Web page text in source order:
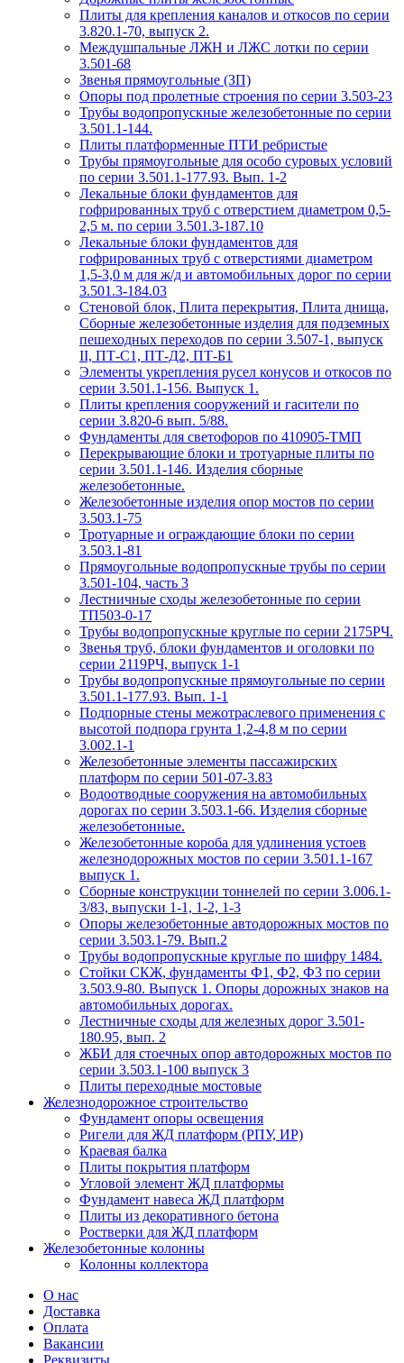
Плиты для крепления каналов и откосов по серии
3.820.1-70, выпуск 2.
Междушпальные ЛЖН и ЛЖС лотки по серии
3.501-68
Звенья прямоугольные (ЗП)
Опоры под пролетные строения по серии 3.503-23
Трубы водопропускные железобетонные по серии
3.501.1-144.
Плиты платформенные ПТИ ребристые
Трубы прямоугольные для особо суровых условий
по серии 3.501.1-177.93. Вып. 1-2
Лекальные блоки фундаментов для
гофрированных труб с отверстием диаметром 0,5-
2,5 м. по серии 3.501.3-187.10
Лекальные блоки фундаментов для
гофрированных труб с отверстиями диаметром
1,5-3,0 м для ж/д и автомобильных дорог по серии
3.501.3-184.03
Стеновой блок, Плита перекрытия, Плита днища,
Сборные железобетонные изделия для подземных
пешеходных переходов по серии 3.507-1, выпуск
II, ПТ-С1, ПТ-Д2, ПТ-Б1
Элементы укрепления русел конусов и откосов по
серии 3.501.1-156. Выпуск 1.
Плиты крепления сооружений и гасители по
серии 3.820-6 вып. 5/88.
Фундаменты для светофоров по 410905-ТМП
Перекрывающие блоки и тротуарные плиты по
серии 3.501.1-146. Изделия сборные
железобетонные.
Железобетонные изделия опор мостов по серии
3.503.1-75
Тротуарные и ограждающие блоки по серии
3.503.1-81
Прямоугольные водопропускные трубы по серии
3.501-104, часть 3
Лестничные сходы железобетонные по серии
ТП503-0-17
Трубы водопропускные круглые по серии 2175РЧ.
Звенья труб, блоки фундаментов и оголовки по
серии 2119РЧ, выпуск 1-1
Трубы водопропускные прямоугольные по серии
3.501.1-177.93. Вып. 1-1
Подпорные стены межотраслевого применения с
высотой подпора грунта 1,2-4,8 м по серии
3.002.1-1
Железобетонные элементы пассажирских
платформ по серии 501-07-3.83
Водоотводные сооружения на автомобильных
дорогах по серии 3.503.1-66. Изделия сборные
железобетонные.
Железобетонные короба для удлинения устоев
железнодорожных мостов по серии 3.501.1-167
выпуск 1.
Сборные конструкции тоннелей по серии 3.006.1-
3/83, выпуски 1-1, 1-2, 1-3
Опоры железобетонные автодорожных мостов по
серии 3.503.1-79. Вып.2
Трубы водопропускные круглые по шифру 1484.
Стойки СКЖ, фундаменты Ф1, Ф2, Ф3 по серии
3.503.9-80. Выпуск 1. Опоры дорожных знаков на
автомобильных дорогах.
Лестничные сходы для железных дорог 3.501-
180.95, вып. 2
ЖБИ для стоечных опор автодорожных мостов по
серии 3.503.1-100 выпуск 3
Плиты переходные мостовые
Железнодорожное строительство
Фундамент опоры освещения
Ригели для ЖД платформ (РПУ, ИР)
Краевая балка
Плиты покрытия платформ
Угловой элемент ЖД платформы
Фундамент навеса ЖД платформ
Плиты из декоративного бетона
Ростверки для ЖД платформ
Железобетонные колонны
Колонны коллектора
О нас
Доставка
Оплата
Вакансии
Реквизиты